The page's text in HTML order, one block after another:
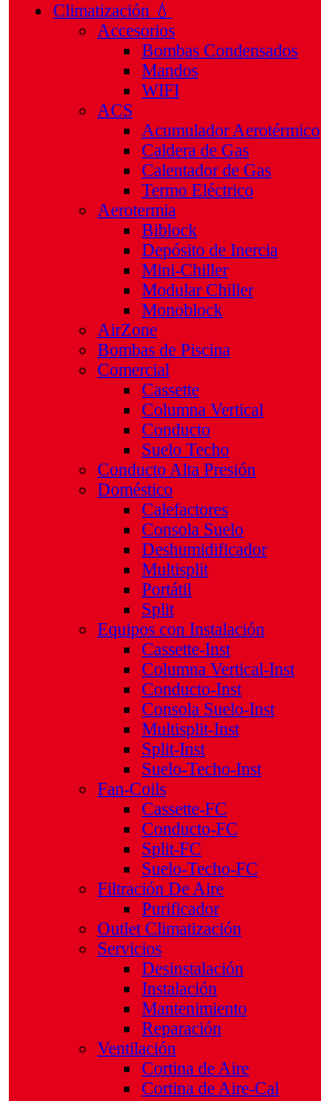
Climatización 💧
Accesorios
Bombas Condensados
Mandos
WIFI
ACS
Acumulador Aerotérmico
Caldera de Gas
Calentador de Gas
Termo Eléctrico
Aerotermia
Biblock
Depósito de Inercia
Mini-Chiller
Modular Chiller
Monoblock
AirZone
Bombas de Piscina
Comercial
Cassette
Columna Vertical
Conducto
Suelo Techo
Conducto Alta Presión
Doméstico
Calefactores
Consola Suelo
Deshumidificador
Multisplit
Portátil
Split
Equipos con Instalación
Cassette-Inst
Columna Vertical-Inst
Conducto-Inst
Consola Suelo-Inst
Multisplit-Inst
Split-Inst
Suelo-Techo-Inst
Fan-Coils
Cassette-FC
Conducto-FC
Split-FC
Suelo-Techo-FC
Filtración De Aire
Purificador
Outlet Climatización
Servicios
Desinstalación
Instalación
Mantenimiento
Reparación
Ventilación
Cortina de Aire
Cortina de Aire-Cal